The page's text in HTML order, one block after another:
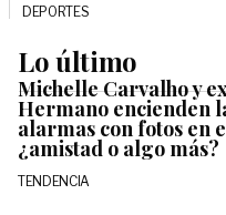
DEPORTES
Lo último
Michelle Carvalho y
Hermano encienden
alarmas con fotos en
¿amistad o algo más?
TENDENCIA